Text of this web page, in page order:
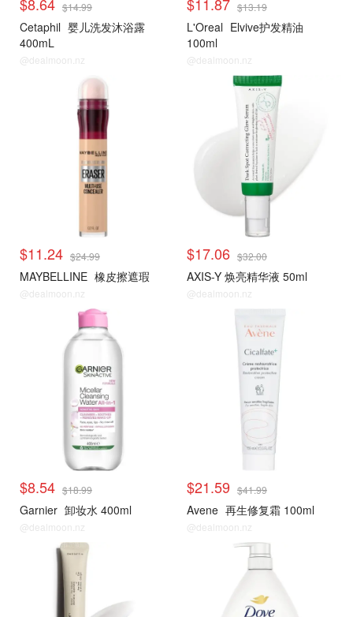
$14.99
Cetaphil 婴儿洗发沐浴露
400mL
@dealmoon.nz
$13.19
L'Oreal Elvive护发精油
100ml
@dealmoon.nz
$11.24 $24.99
MAYBELLINE 橡皮擦遮瑕
@dealmoon.nz
$17.06 $32.00
AXIS-Y 焕亮精华液 50ml
@dealmoon.nz
$8.54 $18.99
Garnier 卸妆水 400ml
@dealmoon.nz
$21.59 $41.99
Avene 再生修复霜 100ml
@dealmoon.nz